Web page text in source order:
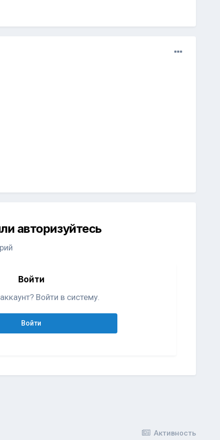
авторизуйтесь
Войти
Войти в систему.
Войти
Активность